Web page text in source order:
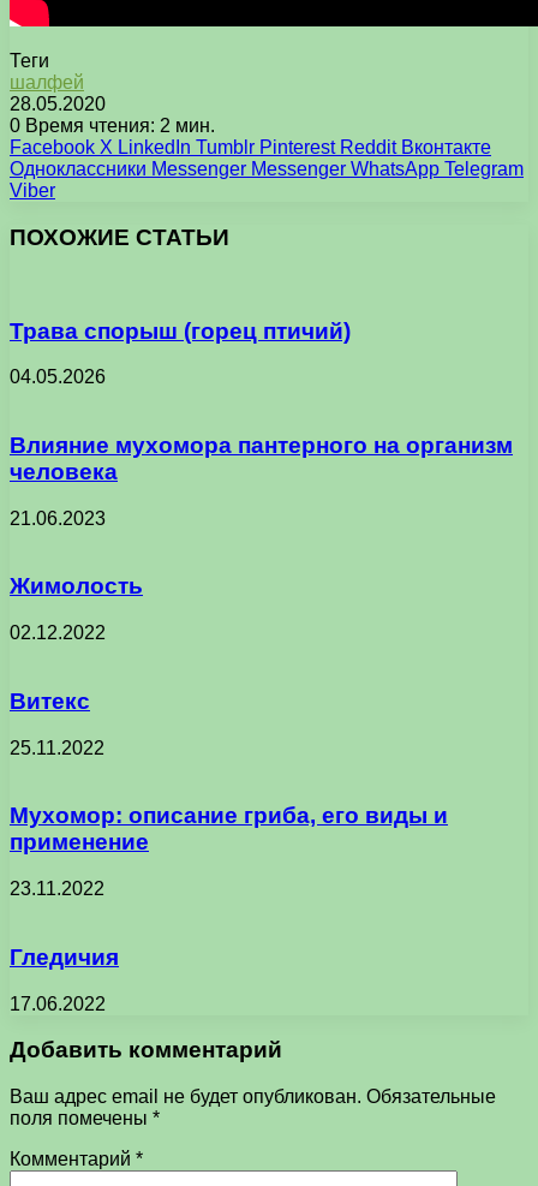
Теги
шалфей
28.05.2020
0 Время чтения: 2 мин.
Facebook X LinkedIn Tumblr Pinterest Reddit Вконтакте
Одноклассники Messenger Messenger WhatsApp Telegram
Viber
ПОХОЖИЕ СТАТЬИ
Трава спорыш (горец птичий)
04.05.2026
Влияние мухомора пантерного на организм
человека
21.06.2023
Жимолость
02.12.2022
Витекс
25.11.2022
Мухомор: описание гриба, его виды и
применение
23.11.2022
Гледичия
17.06.2022
Добавить комментарий
Ваш адрес email не будет опубликован. Обязательные
поля помечены *
Комментарий *